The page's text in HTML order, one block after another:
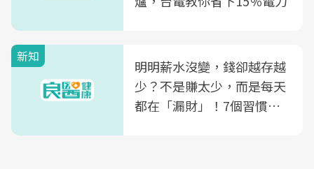
新知
明明薪水沒變，錢卻越存越
少？不是賺太少，而是每天
都在「漏財」！7個習慣一